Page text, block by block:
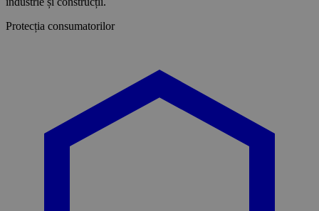
Protecția consumatorilor